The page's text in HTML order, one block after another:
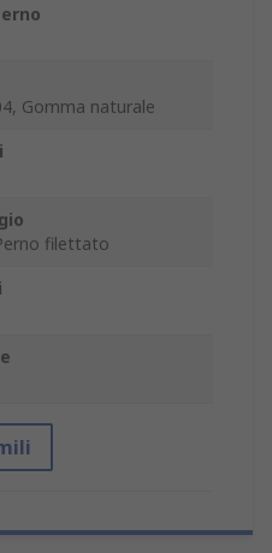
Gomma naturale
filettato